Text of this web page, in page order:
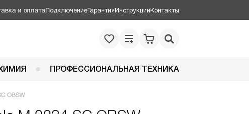
и оплатаПодключениеГарантияИнструкцииКонтакты
ПРОФЕССИОНАЛЬНАЯ ТЕХНИКА
OBSW